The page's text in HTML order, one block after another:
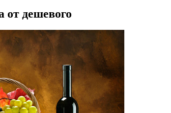
от дешевого